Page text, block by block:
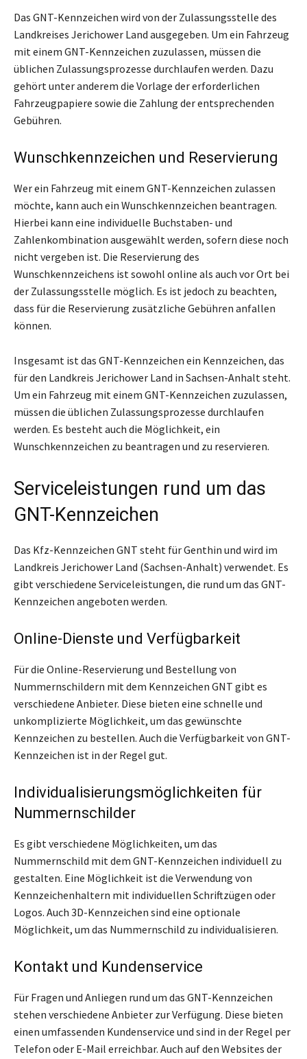
Das GNT-Kennzeichen wird von der Zulassungsstelle des
Landkreises Jerichower Land ausgegeben. Um ein Fahrzeug
mit einem GNT-Kennzeichen zuzulassen, müssen die
üblichen Zulassungsprozesse durchlaufen werden. Dazu
gehört unter anderem die Vorlage der erforderlichen
Fahrzeugpapiere sowie die Zahlung der entsprechenden
Gebühren.
Wunschkennzeichen und Reservierung
Wer ein Fahrzeug mit einem GNT-Kennzeichen zulassen
möchte, kann auch ein Wunschkennzeichen beantragen.
Hierbei kann eine individuelle Buchstaben- und
Zahlenkombination ausgewählt werden, sofern diese noch
nicht vergeben ist. Die Reservierung des
Wunschkennzeichens ist sowohl online als auch vor Ort bei
der Zulassungsstelle möglich. Es ist jedoch zu beachten,
dass für die Reservierung zusätzliche Gebühren anfallen
können.
Insgesamt ist das GNT-Kennzeichen ein Kennzeichen, das
für den Landkreis Jerichower Land in Sachsen-Anhalt steht.
Um ein Fahrzeug mit einem GNT-Kennzeichen zuzulassen,
müssen die üblichen Zulassungsprozesse durchlaufen
werden. Es besteht auch die Möglichkeit, ein
Wunschkennzeichen zu beantragen und zu reservieren.
Serviceleistungen rund um das
GNT-Kennzeichen
Das Kfz-Kennzeichen GNT steht für Genthin und wird im
Landkreis Jerichower Land (Sachsen-Anhalt) verwendet. Es
gibt verschiedene Serviceleistungen, die rund um das GNT-
Kennzeichen angeboten werden.
Online-Dienste und Verfügbarkeit
Für die Online-Reservierung und Bestellung von
Nummernschildern mit dem Kennzeichen GNT gibt es
verschiedene Anbieter. Diese bieten eine schnelle und
unkomplizierte Möglichkeit, um das gewünschte
Kennzeichen zu bestellen. Auch die Verfügbarkeit von GNT-
Kennzeichen ist in der Regel gut.
Individualisierungsmöglichkeiten für
Nummernschilder
Es gibt verschiedene Möglichkeiten, um das
Nummernschild mit dem GNT-Kennzeichen individuell zu
gestalten. Eine Möglichkeit ist die Verwendung von
Kennzeichenhaltern mit individuellen Schriftzügen oder
Logos. Auch 3D-Kennzeichen sind eine optionale
Möglichkeit, um das Nummernschild zu individualisieren.
Kontakt und Kundenservice
Für Fragen und Anliegen rund um das GNT-Kennzeichen
stehen verschiedene Anbieter zur Verfügung. Diese bieten
einen umfassenden Kundenservice und sind in der Regel per
Telefon oder E-Mail erreichbar. Auch auf den Websites der